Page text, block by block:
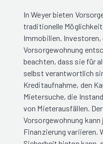
In Weyer bieten
traditionelle
Immobilien.
Vorsorgewohnung
beachten, dass sie für
selbst verantwortlich
Kreditaufnahme, den
Mietersuche, die
von Mieterausfällen.
Vorsorgewohnung
Finanzierung variieren.